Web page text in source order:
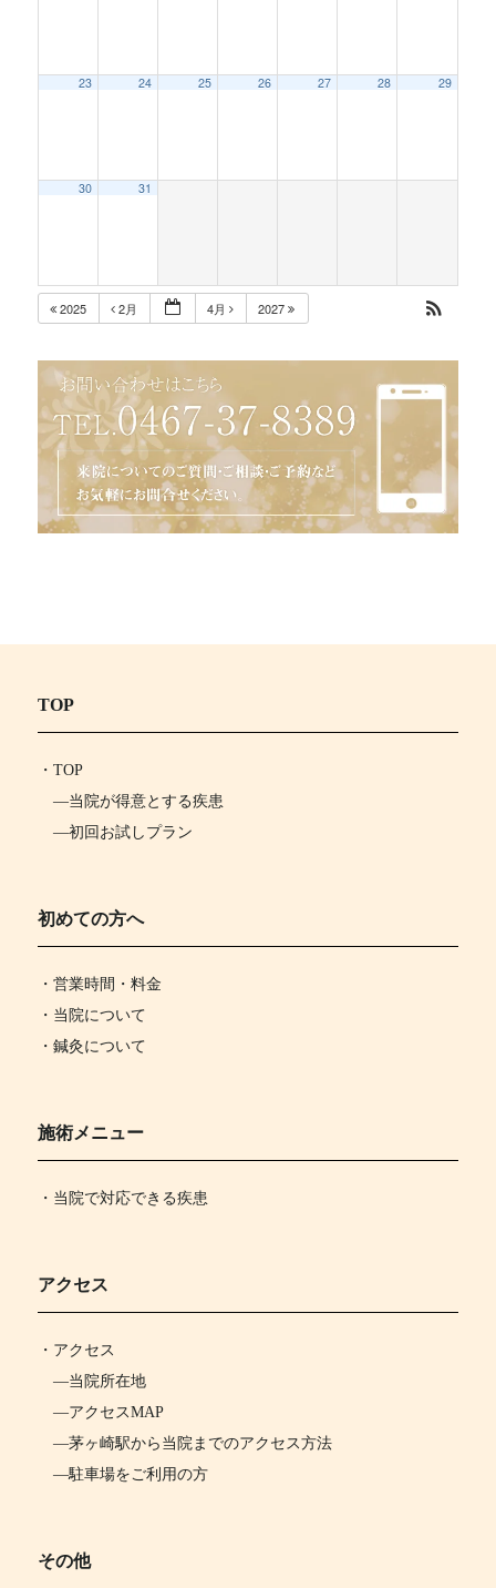
23 24 25 26 27 28 29
30 31
2025 2月 4月 2027
TOP
・ TOP
―当院が得意とする疾患
―初回お試しプラン
初めての方へ
・営業時間・料金
・当院について
・鍼灸について
施術メニュー
・当院で対応できる疾患
アクセス
・ アクセス
―当院所在地
―アクセスMAP
―茅ヶ崎駅から当院までのアクセス方法
―駐車場をご利用の方
その他